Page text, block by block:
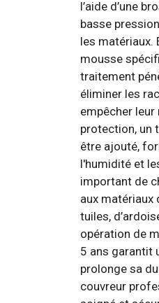
l’aide d’une
basse
les matériaux.
mousse
traitement
éliminer les
empêcher
protection, un
être ajouté,
l'humidité et
important de
aux matériaux
tuiles,
opération de
5 ans garantit
prolonge sa
couvreur